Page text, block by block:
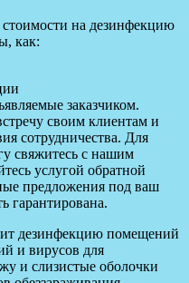
на дезинфекцию
как:
заказчиком.
своим клиентам и
сотрудничества. Для
свяжитесь с нашим
услугой обратной
предложения под ваш
гарантирована.
дезинфекцию помещений
и вирусов для
и слизистые оболочки